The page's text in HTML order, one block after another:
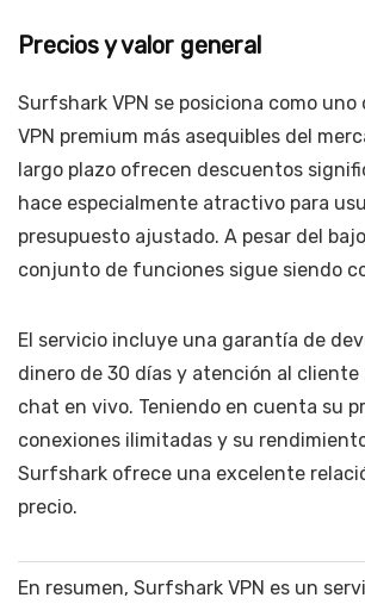
Precios y valor general
Surfshark VPN se posiciona como uno
VPN premium más asequibles del
largo plazo ofrecen descuentos
hace especialmente atractivo para
presupuesto ajustado. A pesar del
conjunto de funciones sigue siendo
El servicio incluye una garantía de
dinero de 30 días y atención al
chat en vivo. Teniendo en cuenta su
conexiones ilimitadas y su
Surfshark ofrece una excelente
precio.
En resumen, Surfshark VPN es un